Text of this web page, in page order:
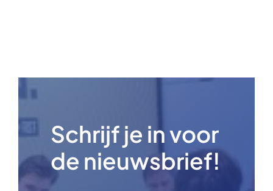
Schrijf je in voor
de nieuwsbrief!